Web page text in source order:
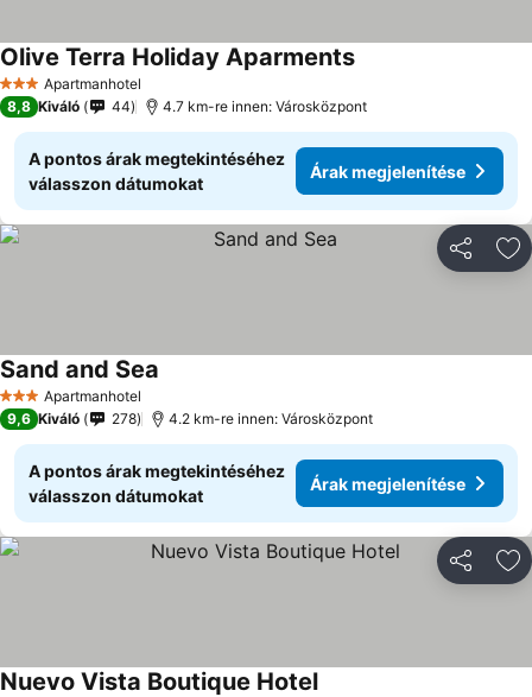
3 KategóriaApartmanhotel
Olive Terra Holiday Aparments
8,8 Kiváló 44 4.7 km-re innen: Városközpont
A pontos árak megtekintéséhez
válasszon dátumokat
Árak megjelenítése
3 KategóriaApartmanhotel
Sand and Sea
9,6 Kiváló 278 4.2 km-re innen: Városközpont
A pontos árak megtekintéséhez
válasszon dátumokat
Árak megjelenítése
Nuevo Vista Boutique Hotel